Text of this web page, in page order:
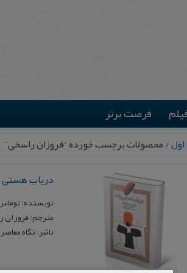
فرصت برتر
/ محصولات برچسب خورده “فروزان راسخی”
درباب
نویسنده:
مترجم: فروزان
ناشر: نگاه معاصر